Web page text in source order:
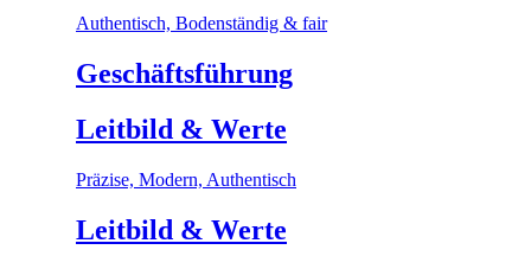
Authentisch, Bodenständig & fair
Geschäftsführung
Leitbild & Werte
Präzise, Modern, Authentisch
Leitbild & Werte